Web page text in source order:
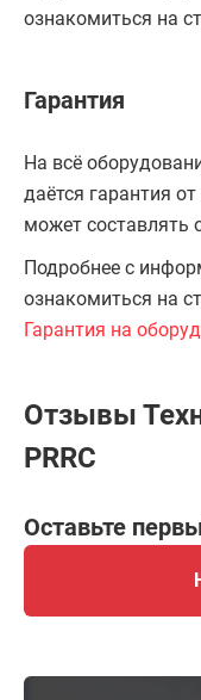
ознакомиться на
Гарантия
На всё
даётся гарантия
может составлять
Подробнее с
ознакомиться на
Гарантия на
Отзывы
PRRC
Оставьте